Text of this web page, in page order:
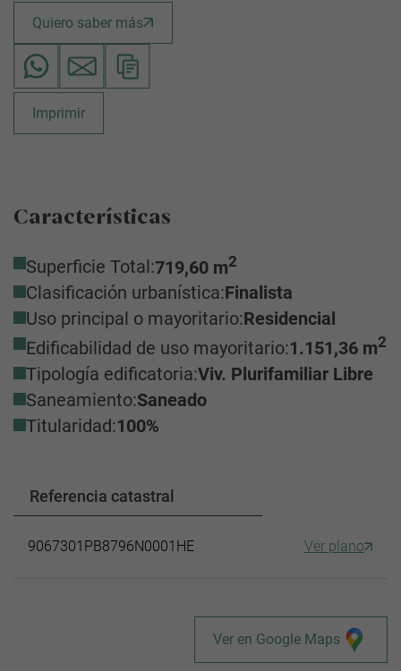
Quiero saber más
Imprimir
Características
Superficie Total:719,60 m2
Clasificación urbanística:Finalista
Uso principal o mayoritario:Residencial
Edificabilidad de uso mayoritario:1.151,36 m2
Tipología edificatoria:Viv. Plurifamiliar Libre
Saneamiento:Saneado
Titularidad:100%
Referencia catastral
9067301PB8796N0001HE Ver plano
Ver en Google Maps